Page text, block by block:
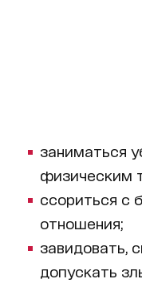
заниматься
физическим
ссориться с
отношения;
завидовать,
допускать